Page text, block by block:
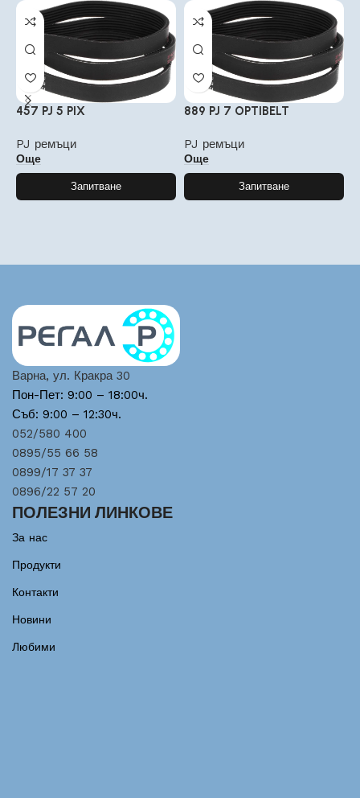
457 PJ 5 PIX
PJ ремъци
Още
Запитване
889 PJ 7 OPTIBELT
PJ ремъци
Още
Запитване
Варна, ул. Кракра 30
Пон-Пет: 9:00 – 18:00ч.
Съб: 9:00 – 12:30ч.
052/580 400
0895/55 66 58
0899/17 37 37
0896/22 57 20
ПОЛЕЗНИ ЛИНКОВЕ
За нас
Продукти
Контакти
Новини
Любими